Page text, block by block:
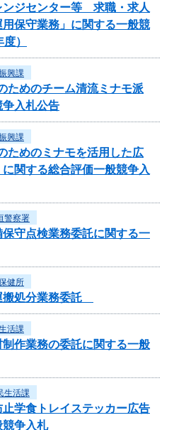
ンジセンター等 求職・求人
保守業務」に関する一般競
）
興課
ためのチーム清流ミナモ派
入札公告
興課
ためのミナモを活用した広
関する総合評価一般競争入
警察署
守点検業務委託に関する一
健所
搬処分業務委託
活課
作業務の委託に関する一般
生活課
学食トレイステッカー広告
競争入札